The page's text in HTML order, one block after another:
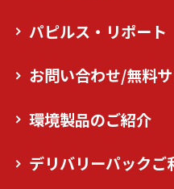
パピルス・リポート
お問い合わせ/無料
環境製品のご紹介
デリバリーパックご